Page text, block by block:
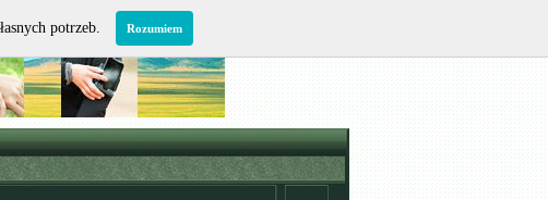
potrzeb. Rozumiem